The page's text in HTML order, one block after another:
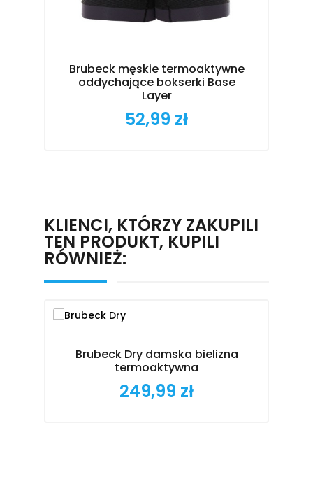
Brubeck męskie termoaktywne
oddychające bokserki Base
Layer
Cena
52,99 zł
KLIENCI, KTÓRZY ZAKUPILI
TEN PRODUKT, KUPILI
RÓWNIEŻ:
Brubeck Dry damska bielizna
termoaktywna
Cena
249,99 zł